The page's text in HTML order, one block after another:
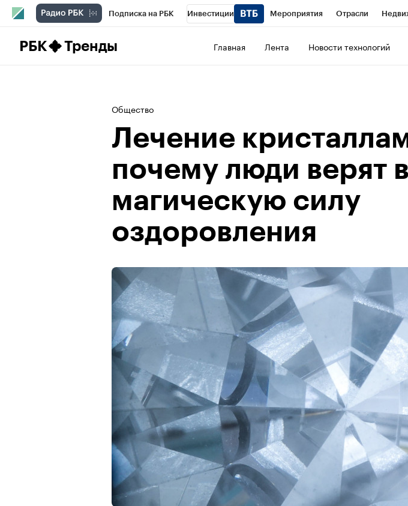
Подписка на РБК Инвестиции Мероприятия Отрасли
РБК Тренды Главная Лента Новости технологий
Общество
Лечение
почему люди верят
магическую силу
оздоровления